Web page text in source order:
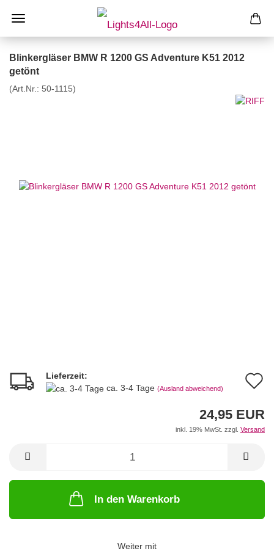
Blinkergläser BMW R 1200 GS Adventure K51 2012
getönt
(Art.Nr.: 50-1115)
Lieferzeit:
ca. 3-4 Tage (Ausland abweichend)
24,95 EUR
inkl. 19% MwSt. zzgl. Versand
In den Warenkorb
Weiter mit